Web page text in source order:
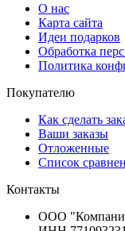
О нас
Карта сайта
Идеи подарков
Обработка
Политика
Покупателю
Как сделать
Ваши заказы
Отложенные
Список
Контакты
ООО